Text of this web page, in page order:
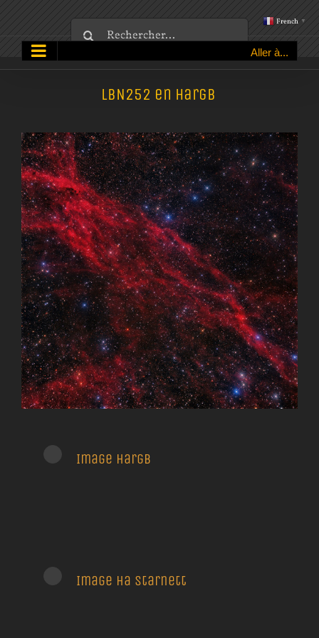
au
contenu
Aller à...
Rechercher:
LBN252 en Hargb
Image Hargb
Image Ha starnett
French ▼